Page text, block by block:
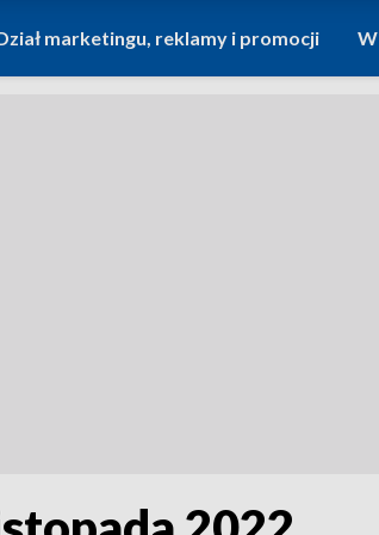
marketingu, reklamy i promocji